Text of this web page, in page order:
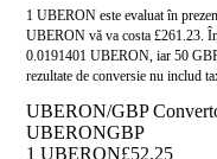
1 UBERON este evaluat în
UBERON vă va costa £261.23.
0.0191401 UBERON, iar 50
rezultate de conversie nu includ
UBERON/GBP
UBERONGBP
1 UBERON£52.25